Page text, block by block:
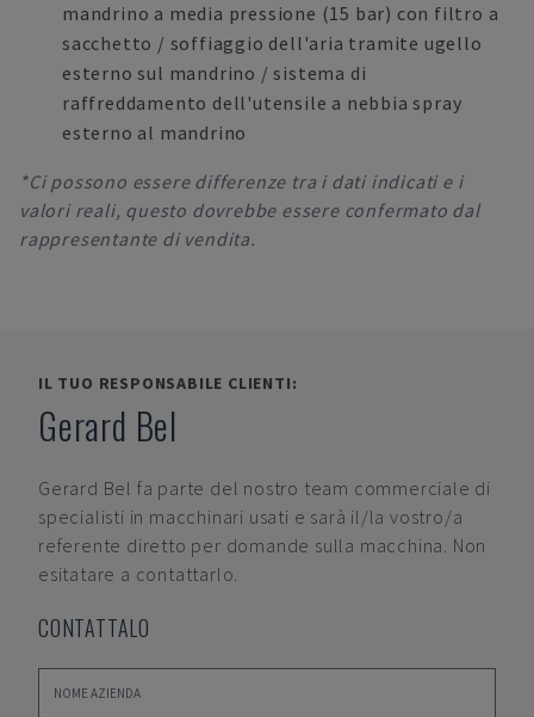
mandrino a media pressione (15 bar) con filtro a
sacchetto / soffiaggio dell'aria tramite ugello
esterno sul mandrino / sistema di
raffreddamento dell'utensile a nebbia spray
esterno al mandrino
*Ci possono essere differenze tra i dati indicati e i
valori reali, questo dovrebbe essere confermato dal
rappresentante di vendita.
IL TUO RESPONSABILE CLIENTI:
Gerard Bel
Gerard Bel fa parte del nostro team commerciale di
specialisti in macchinari usati e sarà il/la vostro/a
referente diretto per domande sulla macchina. Non
esitatare a contattarlo.
CONTATTALO